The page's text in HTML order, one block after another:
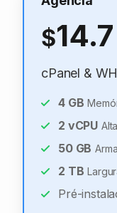
$14.7
cPanel &
4GB
2 vCPU
50GB
2 TB
Pré-